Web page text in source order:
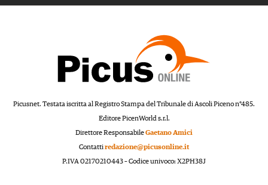
Picusnet. Testata iscritta al Registro Stampa del Tribunale di Ascoli Piceno n°485.
Editore PicenWorld s.r.l.
Direttore ResponsabileGaetano Amici
Contattiredazione@picusonline.it
P.IVA 02170210443 – Codice univoco: X2PH38J